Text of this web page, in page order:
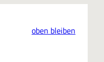
oben bleiben